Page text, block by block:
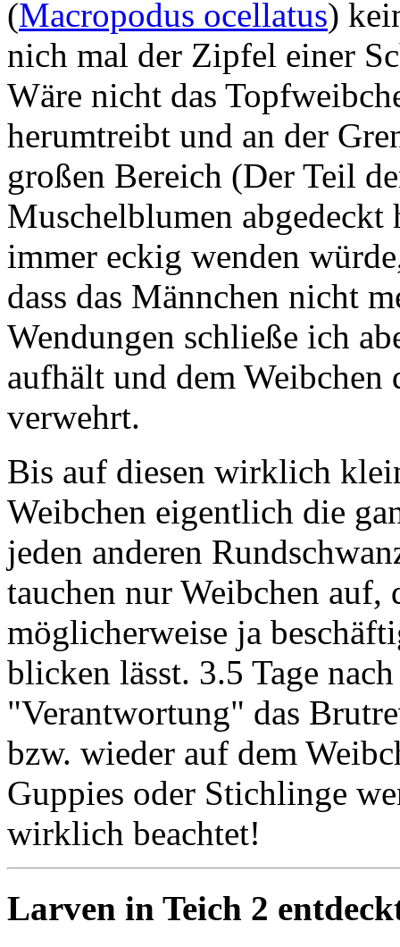
(Macropodus ocellatus)
nich mal der Zipfel einer
Wäre nicht das
herumtreibt und an der
großen Bereich (Der Teil
Muschelblumen
immer eckig wenden
dass das Männchen nicht
Wendungen schließe ich
aufhält und dem
verwehrt.
Bis auf diesen wirklich
Weibchen eigentlich die
jeden anderen
tauchen nur Weibchen auf,
möglicherweise ja
blicken lässt. 3.5 Tage
"Verantwortung" das
bzw. wieder auf dem
Guppies oder Stichlinge
wirklich beachtet!
Larven in Teich 2